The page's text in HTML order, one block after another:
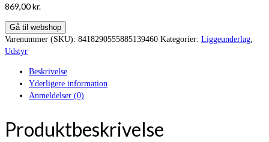
869,00kr.
Gå til webshop
Varenummer (SKU): 8418290555885139460 Kategorier: Liggeunderlag
Udstyr
Beskrivelse
Yderligere information
Anmeldelser (0)
Produktbeskrivelse